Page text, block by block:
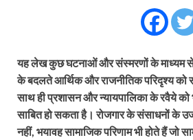
यह लेख कुछ घटनाओं और संस्मरणों के माध्यम से
के बदलते आर्थिक और राजनीतिक परिदृश्य
साथ ही प्रशासन और न्यायपालिका के रवैये
साबित हो सकता है। रोजगार के संसाधनों के
नहीं, भयावह सामाजिक परिणाम भी होते हैं